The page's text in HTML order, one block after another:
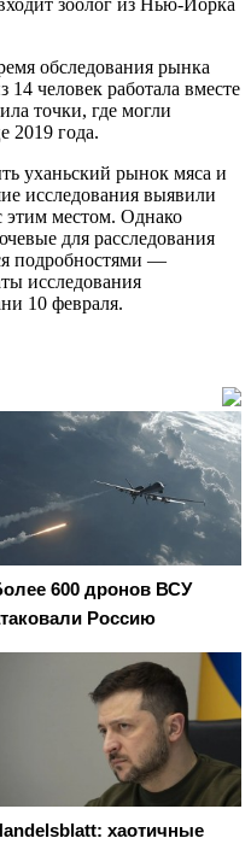
обследования рынка
человек работала вместе
точки, где могли
2019 года.
уханьский рынок мяса и
исследования выявили
этим местом. Однако
для расследования
подробностями —
исследования
10 февраля.
600 дронов ВСУ
Россию
хаотичные